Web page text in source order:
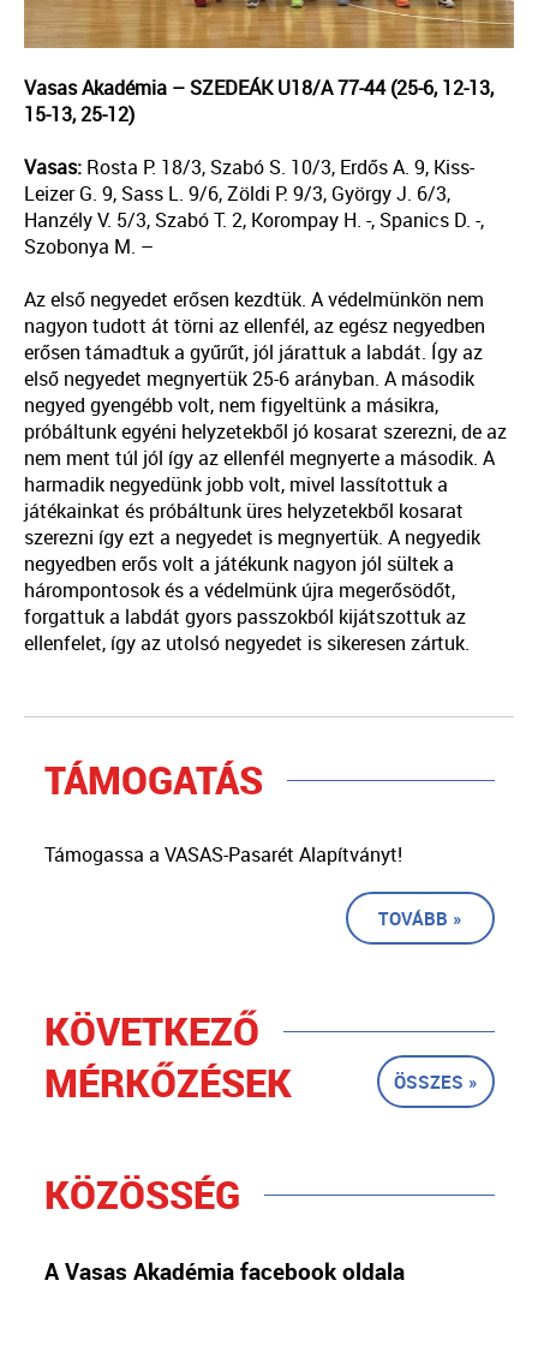
Vasas Akadémia – SZEDEÁK U18/A 77-44 (25-6, 12-13,
15-13, 25-12)
Vasas: Rosta P. 18/3, Szabó S. 10/3, Erdős A. 9, Kiss-
Leizer G. 9, Sass L. 9/6, Zöldi P. 9/3, György J. 6/3,
Hanzély V. 5/3, Szabó T. 2, Korompay H. -, Spanics D. -,
Szobonya M. –
Az első negyedet erősen kezdtük. A védelmünkön nem
nagyon tudott át törni az ellenfél, az egész negyedben
erősen támadtuk a gyűrűt, jól járattuk a labdát. Így az
első negyedet megnyertük 25-6 arányban. A második
negyed gyengébb volt, nem figyeltünk a másikra,
próbáltunk egyéni helyzetekből jó kosarat szerezni, de az
nem ment túl jól így az ellenfél megnyerte a második. A
harmadik negyedünk jobb volt, mivel lassítottuk a
játékainkat és próbáltunk üres helyzetekből kosarat
szerezni így ezt a negyedet is megnyertük. A negyedik
negyedben erős volt a játékunk nagyon jól sültek a
hárompontosok és a védelmünk újra megerősödőt,
forgattuk a labdát gyors passzokból kijátszottuk az
ellenfelet, így az utolsó negyedet is sikeresen zártuk.
TÁMOGATÁS
Támogassa a VASAS-Pasarét Alapítványt!
TOVÁBB »
KÖVETKEZŐ
MÉRKŐZÉSEK
ÖSSZES »
KÖZÖSSÉG
A Vasas Akadémia facebook oldala